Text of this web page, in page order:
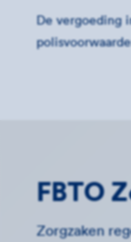
De vergoeding
FBTO
Zorgzaken